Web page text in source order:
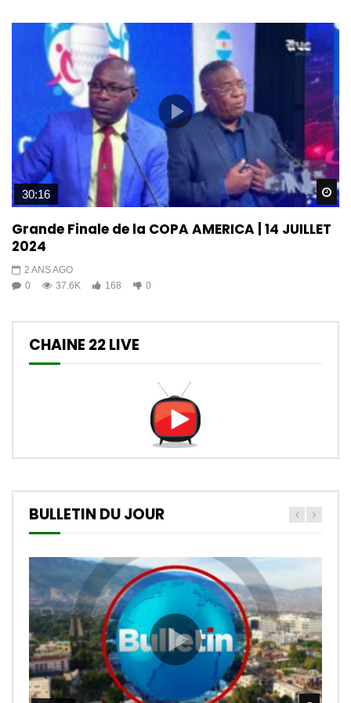
30:16
Grande Finale de la COPA AMERICA | 14 JUILLET
2024
2 ANS AGO
0
37.6K 168 0
CHAINE 22 LIVE
BULLETIN DU JOUR